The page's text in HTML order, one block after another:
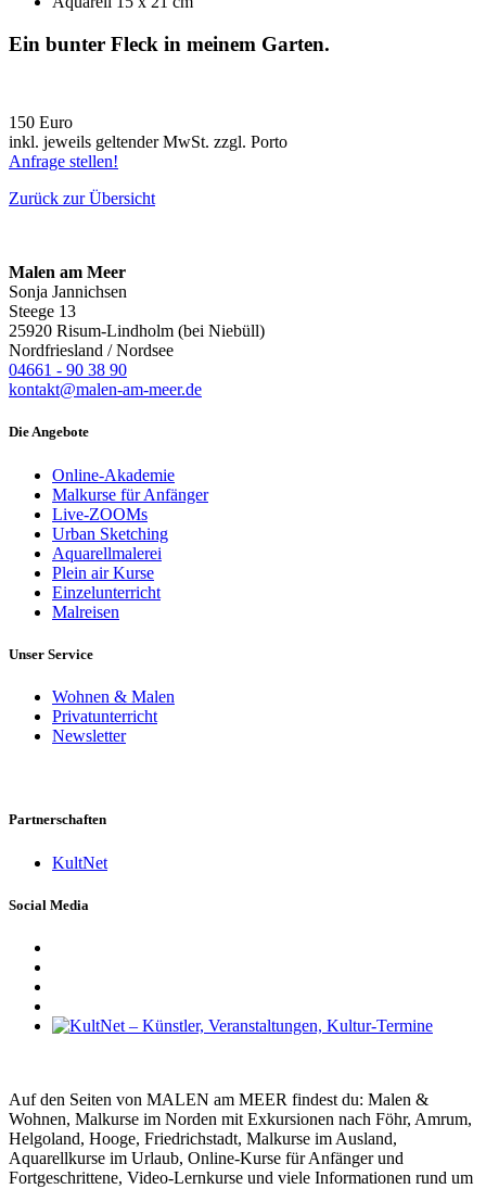
Ein bunter Fleck in meinem Garten.
150 Euro
inkl. jeweils geltender MwSt. zzgl. Porto
Anfrage stellen!
Zurück zur Übersicht
Malen am Meer
Sonja Jannichsen
Steege 13
25920 Risum-Lindholm (bei Niebüll)
Nordfriesland / Nordsee
04661 - 90 38 90
kontakt@malen-am-meer.de
Die Angebote
Online-Akademie
Malkurse für Anfänger
Live-ZOOMs
Urban Sketching
Aquarellmalerei
Plein air Kurse
Einzelunterricht
Malreisen
Unser Service
Wohnen & Malen
Privatunterricht
Newsletter
Partnerschaften
KultNet
Social Media
Auf den Seiten von MALEN am MEER findest du: Malen &
Wohnen, Malkurse im Norden mit Exkursionen nach Föhr, Amrum,
Helgoland, Hooge, Friedrichstadt, Malkurse im Ausland,
Aquarellkurse im Urlaub, Online-Kurse für Anfänger und
Fortgeschrittene, Video-Lernkurse und viele Informationen rund um